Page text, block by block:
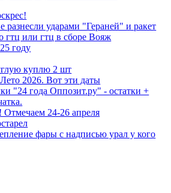
ударами "Гераней" и ракет
гтц или гтц в сборе Вояж
году
куплю 2 шт
2026. Вот эти даты
"24 года Оппозит.ру" - остатки +
24-26 апреля
фары с надписью урал у кого